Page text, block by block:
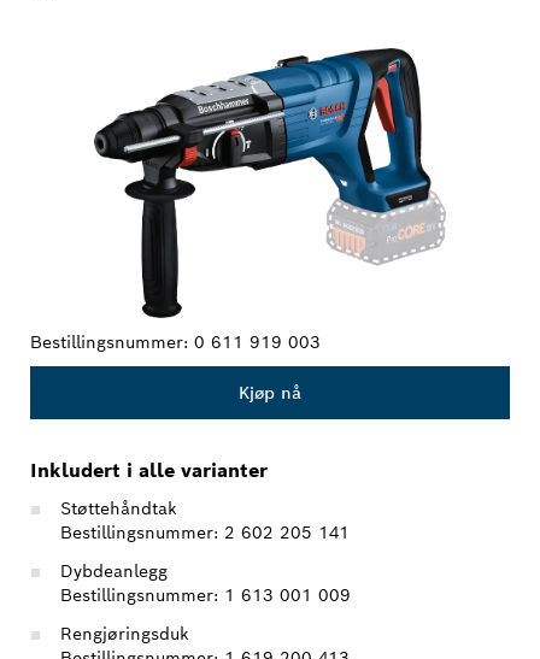
Bestillingsnummer: 0 611 919 003
Kjøp nå
Inkludert i alle varianter
Støttehåndtak
Bestillingsnummer: 2 602 205 141
Dybdeanlegg
Bestillingsnummer: 1 613 001 009
Rengjøringsduk